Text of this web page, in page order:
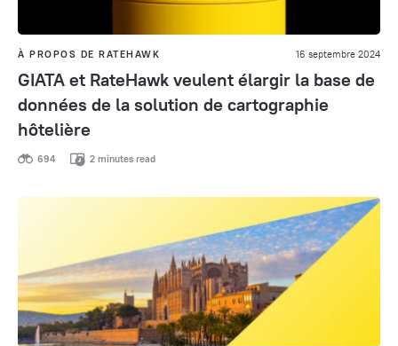
À PROPOS DE RATEHAWK 16 septembre 2024
GIATA et RateHawk veulent élargir la base de
données de la solution de cartographie
hôtelière
694 2 minutes read